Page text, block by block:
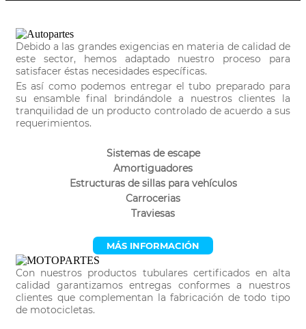
Debido a las grandes exigencias en materia de calidad de
este sector, hemos adaptado nuestro proceso para
satisfacer éstas necesidades específicas.
Es así como podemos entregar el tubo preparado para
su ensamble final brindándole a nuestros clientes la
tranquilidad de un producto controlado de acuerdo a sus
requerimientos.
Sistemas de escape
Amortiguadores
Estructuras de sillas para vehículos
Carrocerias
Traviesas
MÁS INFORMACIÓN
Con nuestros productos tubulares certificados en alta
calidad garantizamos entregas conformes a nuestros
clientes que complementan la fabricación de todo tipo
de motocicletas.